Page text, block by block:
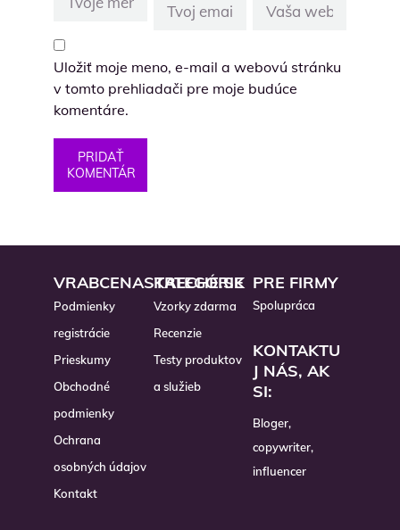
Uložiť moje meno, e-mail a webovú stránku
v tomto prehliadači pre moje budúce
komentáre.
PRIDAŤ
KOMENTÁR
VRABCENASTRECHE.SK
Podmienky
registrácie
Prieskumy
Obchodné
podmienky
Ochrana
osobných údajov
Kontakt
KATEGÓRIE
Vzorky zdarma
Recenzie
Testy produktov
a služieb
PRE FIRMY
Spolupráca
KONTAKTU
J NÁS, AK
SI:
Bloger,
copywriter,
influencer